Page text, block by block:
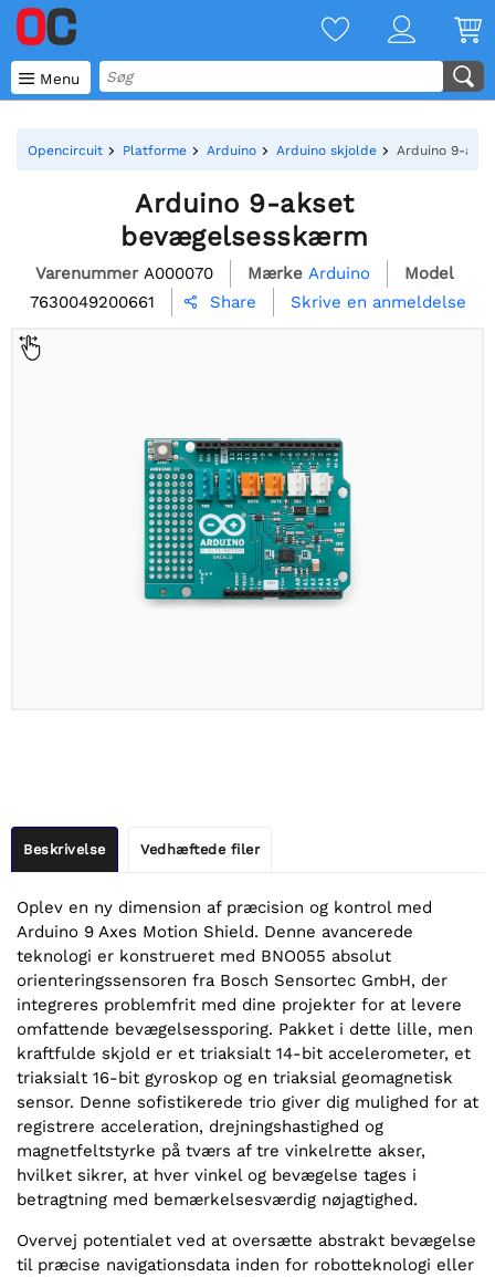
 Menu
Opencircuit Platforme Arduino Arduino skjolde Arduino 9-
Arduino 9-akset
bevægelsesskærm
Varenummer A000070 Mærke Arduino
Model
7630049200661
 Share Skrive en anmeldelse
Beskrivelse Vedhæftede filer
Oplev en ny dimension af præcision og kontrol med
Arduino 9 Axes Motion Shield. Denne avancerede
teknologi er konstrueret med BNO055 absolut
orienteringssensoren fra Bosch Sensortec GmbH, der
integreres problemfrit med dine projekter for at levere
omfattende bevægelsessporing. Pakket i dette lille, men
kraftfulde skjold er et triaksialt 14-bit accelerometer, et
triaksialt 16-bit gyroskop og en triaksial geomagnetisk
sensor. Denne sofistikerede trio giver dig mulighed for at
registrere acceleration, drejningshastighed og
magnetfeltstyrke på tværs af tre vinkelrette akser,
hvilket sikrer, at hver vinkel og bevægelse tages i
betragtning med bemærkelsesværdig nøjagtighed.
Overvej potentialet ved at oversætte abstrakt bevægelse
til præcise navigationsdata inden for robotteknologi eller